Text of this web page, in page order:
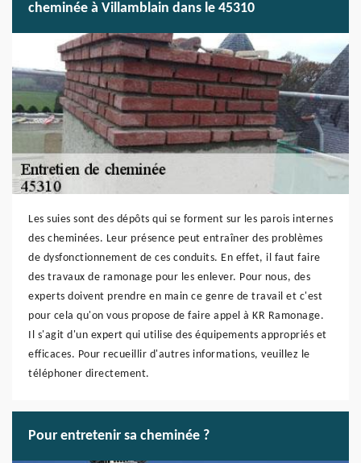
cheminée à Villamblain dans le 45310
Les suies sont des dépôts qui se forment sur les parois internes
des cheminées. Leur présence peut entraîner des problèmes
de dysfonctionnement de ces conduits. En effet, il faut faire
des travaux de ramonage pour les enlever. Pour nous, des
experts doivent prendre en main ce genre de travail et c'est
pour cela qu'on vous propose de faire appel à KR Ramonage.
Il s'agit d'un expert qui utilise des équipements appropriés et
efficaces. Pour recueillir d'autres informations, veuillez le
téléphoner directement.
Pour entretenir sa cheminée ?